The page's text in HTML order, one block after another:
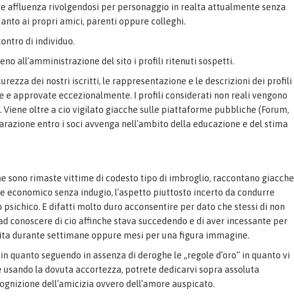
affluenza rivolgendosi per personaggio in realta attualmente senza
ai propri amici, parenti oppure colleghi.
di individuo.
all’amministrazione del sito i profili ritenuti sospetti.
dei nostri iscritti, le rappresentazione e le descrizioni dei profili
e approvate eccezionalmente. I profili considerati non reali vengono
Viene oltre a cio vigilato giacche sulle piattaforme pubbliche (Forum,
entro i soci avvenga nell’ambito della educazione e del stima
sono rimaste vittime di codesto tipo di imbroglio, raccontano giacche
economico senza indugio, l’aspetto piuttosto incerto da condurre
psichico. E difatti molto duro acconsentire per dato che stessi di non
conoscere di cio affinche stava succedendo e di aver incessante per
durante settimane oppure mesi per una figura immagine.
quanto seguendo in assenza di deroghe le „regole d’oro“ in quanto vi
la dovuta accortezza, potrete dedicarvi sopra assoluta
dell’amicizia ovvero dell’amore auspicato.